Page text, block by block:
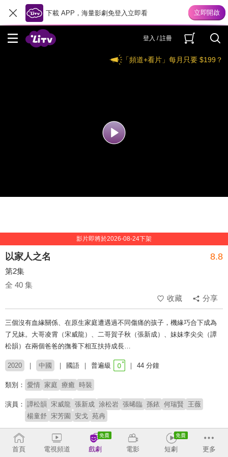
下載 APP，海量影劇免登入立即看
登入 / 註冊
「頻道+看片」每月只要 $199？
影片即將於2026-08-24下架
以家人之名 8.8
第2集
全 40 集
收藏
分享
三個沒有血緣關係、在原生家庭遭遇過不同傷痛的孩子，機緣巧合下成為
了兄妹。大哥凌霄（宋威龍）、二哥賀子秋（張新成）、妹妹李尖尖（譚
松韻）在兩個爸爸的撫養下相互扶持成長…
2020 中國 國語 普遍級 44 分鐘
類別： 愛情 家庭 療癒 時裝
演員： 譚松韻 宋威龍 張新成 涂松岩 張晞臨 孫銥 何瑞賢
王薇
楊童舒 宋芳園 安戈 苑冉
導演：
# 成長# 青梅竹馬# 甜虐交織 # 重組家庭 # 偽骨科
首頁 電視頻道 戲劇 電影 短劇 更多